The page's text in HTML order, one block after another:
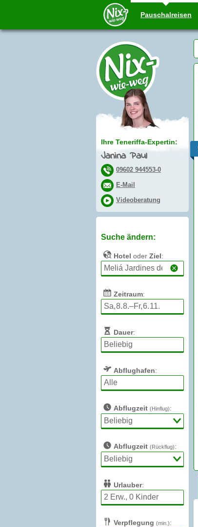
Pauschalreisen
Ihre Teneriffa-Expertin:
Janina Paul
09602 944553-0
E-Mail
Videoberatung
Suche ändern:
Hotel oder Ziel:
Zeitraum:
Dauer:
Abflughafen:
Abflugzeit (Hinflug):
Abflugzeit (Rückflug):
Urlauber:
Verpflegung (min.):